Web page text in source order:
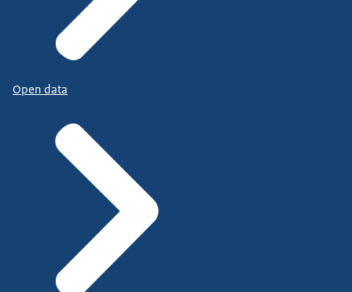
Open data